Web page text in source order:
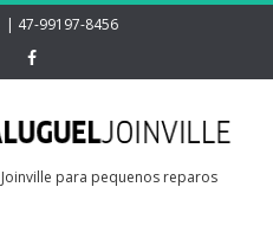
| 47-99197-8456
para pequenos reparos